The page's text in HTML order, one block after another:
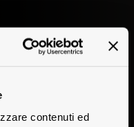
contenuti ed